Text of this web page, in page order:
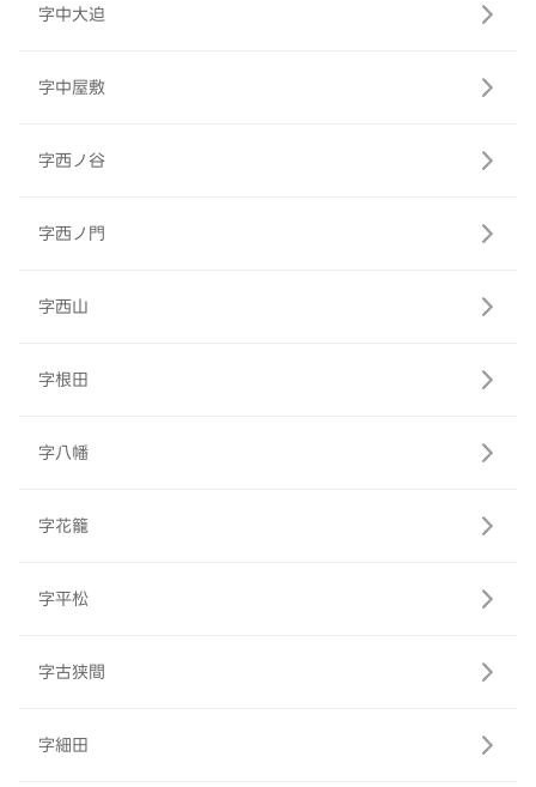
字中大迫
字中屋敷
字西ノ谷
字西ノ門
字西山
字根田
字八幡
字花籠
字平松
字古狭間
字細田